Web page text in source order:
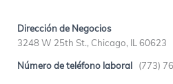
Dirección de Negocios
3248 W 25th St., Chicago, IL 60623
Número de teléfono laboral (773)